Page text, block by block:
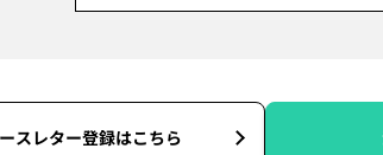
スレター登録はこちら